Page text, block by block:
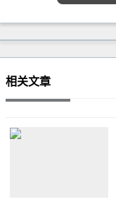
相关文章